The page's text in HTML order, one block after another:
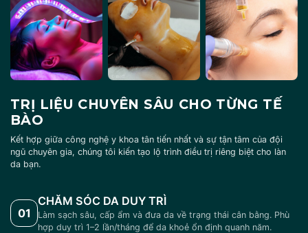
TRỊ LIỆU CHUYÊN SÂU CHO TỪNG TẾ
BÀO
Kết hợp giữa công nghệ y khoa tân tiến nhất và sự tận tâm của đội
ngũ chuyên gia, chúng tôi kiến tạo lộ trình điều trị riêng biệt cho làn
da bạn.
01
CHĂM SÓC DA DUY TRÌ
Làm sạch sâu, cấp ẩm và đưa da về trạng thái cân bằng. Phù
hợp duy trì 1–2 lần/tháng để da khoẻ ổn định quanh năm.